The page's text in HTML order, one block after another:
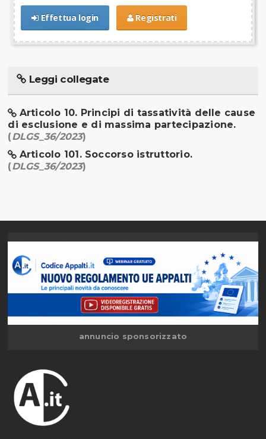
Effettua login Registrati
Leggi collegate
Articolo 10. Principi di tassatività delle cause
di esclusione e di massima partecipazione.
(DLGS_36/2023)
Articolo 101. Soccorso istruttorio.
(DLGS_36/2023)
annuncio sponsorizzato